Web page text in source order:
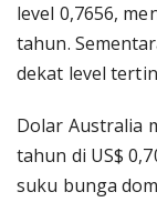
level 0,7656,
tahun.
dekat level
Dolar Australia
tahun di US$
suku bunga